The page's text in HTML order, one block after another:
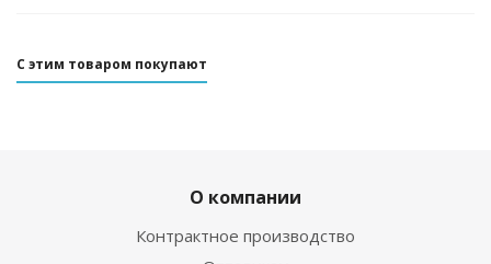
С этим товаром покупают
О компании
Контрактное производство